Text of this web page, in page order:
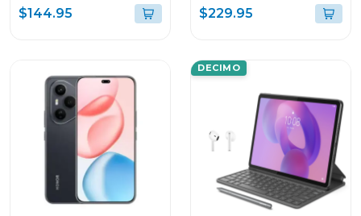
128gb de
almacenamiento lte gris
$144.95 $229.95
DECIMO